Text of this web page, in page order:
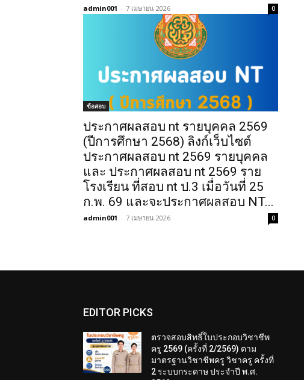
admin001 - 7 เมษายน 2026 0
ข้อสอบ
ประกาศผลสอบ nt รายบุคคล 2569
(ปีการศึกษา 2568) ลิงก์เว็บไซต์
ประกาศผลสอบ nt 2569 รายบุคคล
และ ประกาศผลสอบ nt 2569 ราย
โรงเรียน ที่สอบ nt ป.3 เมื่อวันที่ 25
ก.พ. 69 และจะประกาศผลสอบ NT...
admin001 - 7 เมษายน 2026 0
EDITOR PICKS
ตรวจสอบสิทธิ์ใบประกอบวิชาชีพ
ครู 2569 (ครั้งที่ 2/2569) ตาม
มาตรฐานวิชาชีพครู วิชาครู ครั้งที่
2 ระบบกระดาษ ประจำปี พ.ศ.